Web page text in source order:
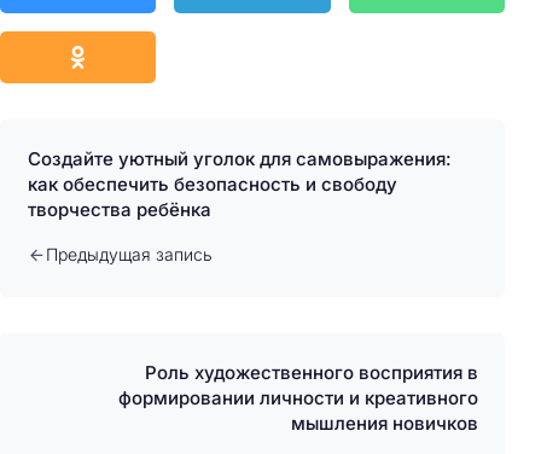
Создайте уютный уголок для самовыражения:
как обеспечить безопасность и свободу
творчества ребёнка
Предыдущая запись
Роль художественного восприятия в
формировании личности и креативного
мышления новичков